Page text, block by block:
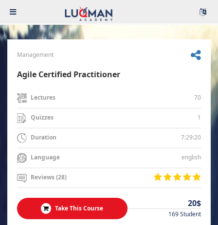
Management
Agile Certified Practitioner
Lectures 70
Quizzes 1
Duration 7:29:20
Language english
Reviews (28)
Take This Course 20$
169 Student